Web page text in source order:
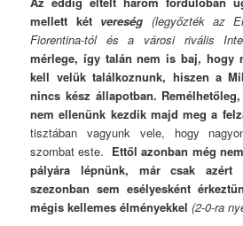
mellett két vereség (legyőzték az
Fiorentina-tól és a városi rivális
mérlege, így talán nem is baj, hogy
kell velük találkoznunk, hiszen a
nincs kész állapotban.
nem ellenünk kezdik majd meg a
tisztában vagyunk vele, hogy
szombat este. Ettől azonban még
pályára lépnünk, már csak
szezonban sem esélyesként
mégis kellemes élményekkel (2-0-ra